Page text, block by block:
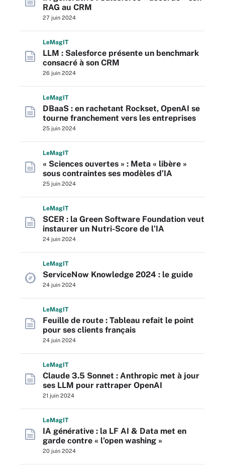
RAG au CRM
27 juin 2024
LeMagIT
LLM : Salesforce présente un benchmark
consacré à son CRM
26 juin 2024
LeMagIT
DBaaS : en rachetant Rockset, OpenAI se
tourne franchement vers les entreprises
25 juin 2024
LeMagIT
« Sciences ouvertes » : Meta « libère »
sous contraintes ses modèles d’IA
25 juin 2024
LeMagIT
SCER : la Green Software Foundation veut
instaurer un Nutri-Score de l’IA
24 juin 2024
LeMagIT
ServiceNow Knowledge 2024 : le guide
24 juin 2024
LeMagIT
Feuille de route : Tableau refait le point
pour ses clients français
24 juin 2024
LeMagIT
Claude 3.5 Sonnet : Anthropic met à jour
ses LLM pour rattraper OpenAI
21 juin 2024
LeMagIT
IA générative : la LF AI & Data met en
garde contre « l’open washing »
20 juin 2024